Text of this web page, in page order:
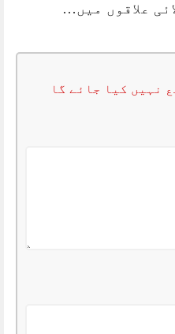
علاقوں میں…
نہیں کیا جائے گا